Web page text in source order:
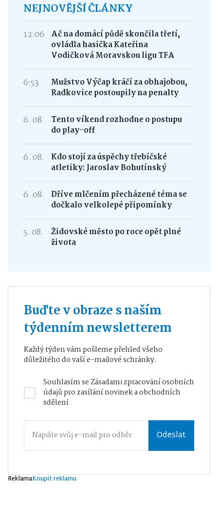
NEJNOVĚJŠÍ ČLÁNKY
12:06
Ač na domácí půdě skončila třetí,
ovládla hasička Kateřina
Vodičková Moravskou ligu TFA
6:53
Mužstvo Výčap kráčí za obhajobou,
Radkovice postoupily na penalty
6. 08.
Tento víkend rozhodne o postupu
do play-off
6. 08.
Kdo stojí za úspěchy třebíčské
atletiky: Jaroslav Bohutínský
6. 08.
Dříve mlčením přecházené téma se
dočkalo velkolepé připomínky
5. 08.
Židovské město po roce opět plné
života
Buďte v obraze s naším
týdenním newsletterem
Každý týden vám pošleme přehled všeho
důležitého do vaší e-mailové schránky.
Souhlasím seZásadami zpracování osobních
údajůpro zasílání novinek a obchodních
sdělení
Odeslat
ReklamaKoupit reklamu